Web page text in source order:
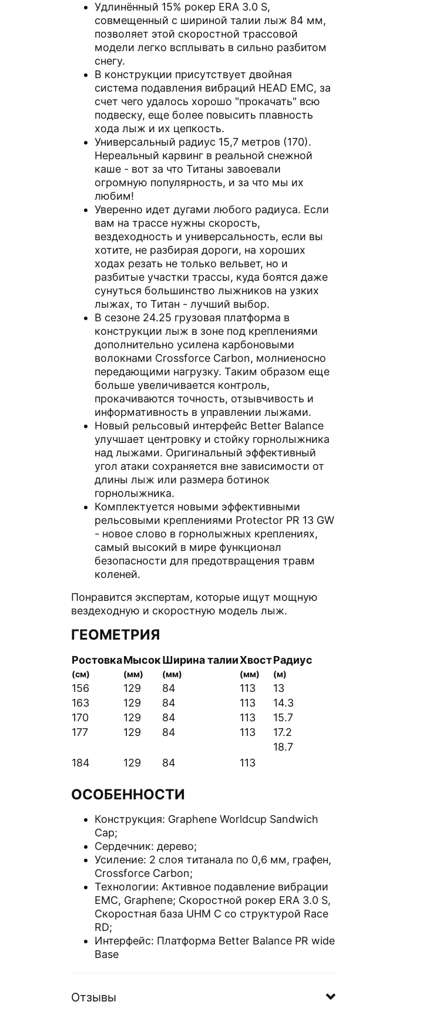
Удлинённый 15% рокер ERA 3.0 S,
совмещенный с шириной талии лыж 84 мм,
позволяет этой скоростной трассовой
модели легко всплывать в сильно разбитом
снегу.
В конструкции присутствует двойная
система подавления вибраций HEAD EMC, за
счет чего удалось хорошо "прокачать" всю
подвеску, еще более повысить плавность
хода лыж и их цепкость.
Универсальный радиус 15,7 метров (170).
Нереальный карвинг в реальной снежной
каше - вот за что Титаны завоевали
огромную популярность, и за что мы их
любим!
Уверенно идет дугами любого радиуса. Если
вам на трассе нужны скорость,
вездеходность и универсальность, если вы
хотите, не разбирая дороги, на хороших
ходах резать не только вельвет, но и
разбитые участки трассы, куда боятся даже
сунуться большинство лыжников на узких
лыжах, то Титан - лучший выбор.
В сезоне 24.25 грузовая платформа в
конструкции лыж в зоне под креплениями
дополнительно усилена карбоновыми
волокнами Crossforce Carbon, молниеносно
передающими нагрузку. Таким образом еще
больше увеличивается контроль,
прокачиваются точность, отзывчивость и
информативность в управлении лыжами.
Новый рельсовый интерфейс Better Balance
улучшает центровку и стойку горнолыжника
над лыжами. Оригинальный эффективный
угол атаки сохраняется вне зависимости от
длины лыж или размера ботинок
горнолыжника.
Комплектуется новыми эффективными
рельсовыми креплениями Protector PR 13 GW
- новое слово в горнолыжных креплениях,
самый высокий в мире функционал
безопасности для предотвращения травм
коленей.
Понравится экспертам, которые ищут мощную
вездеходную и скоростную модель лыж.
ГЕОМЕТРИЯ
Ростовка
(см)
Мысок
(мм)
Ширина талии
(мм)
Хвост
(мм)
Радиус
(м)
156 129 84 113
13
163
129 84 113
14.3
170
129 84 113
15.7
177
129 84 113 17.2
184 129 84 113
18.7
ОСОБЕННОСТИ
Конструкция: Graphene Worldcup Sandwich
Cap;
Сердечник: дерево;
Усиление: 2 слоя титанала по 0,6 мм, графен,
Crossforce Carbon;
Технологии: Активное подавление вибрации
EMC, Graphene; Скоростной рокер ERA 3.0 S,
Скоростная база UHM C со структурой Race
RD;
Интерфейс: Платформа Better Balance PR wide
Base
Отзывы